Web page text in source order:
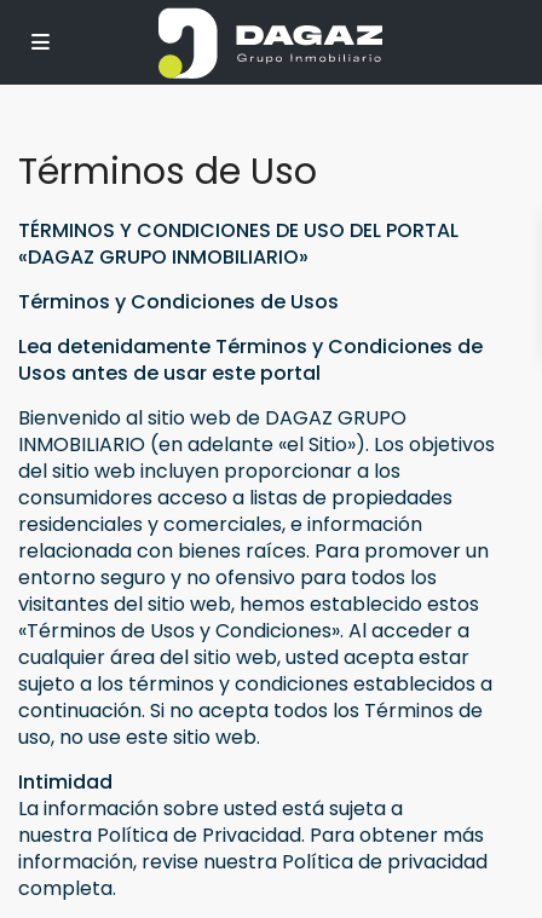
Términos de Uso
TÉRMINOS Y CONDICIONES DE USO DEL PORTAL
«DAGAZ GRUPO INMOBILIARIO»
Términos y Condiciones de Usos
Lea detenidamente Términos y Condiciones de
Usos antes de usar este portal
Bienvenido al sitio web de DAGAZ GRUPO
INMOBILIARIO (en adelante «el Sitio»). Los objetivos
del sitio web incluyen proporcionar a los
consumidores acceso a listas de propiedades
residenciales y comerciales, e información
relacionada con bienes raíces. Para promover un
entorno seguro y no ofensivo para todos los
visitantes del sitio web, hemos establecido estos
«Términos de Usos y Condiciones». Al acceder a
cualquier área del sitio web, usted acepta estar
sujeto a los términos y condiciones establecidos a
continuación. Si no acepta todos los Términos de
uso, no use este sitio web.
Intimidad
La información sobre usted está sujeta a
nuestra Política de Privacidad. Para obtener más
información, revise nuestra Política de privacidad
completa.